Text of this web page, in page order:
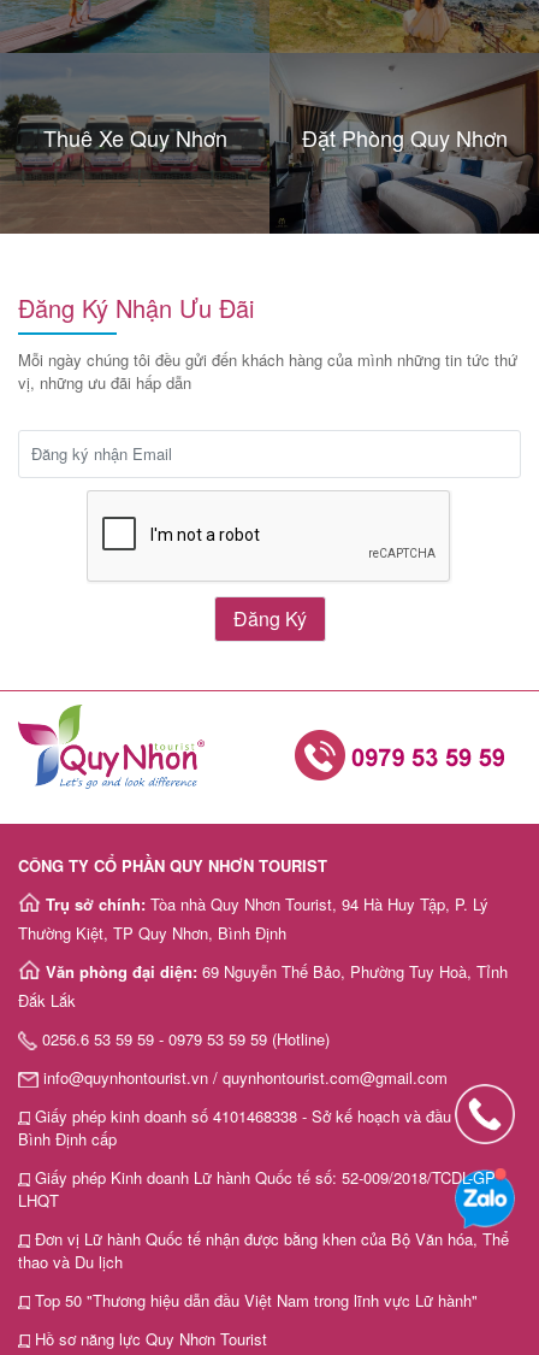
Thuê Xe Quy Nhơn Đặt Phòng Quy Nhơn
Đăng Ký Nhận Ưu Đãi
Mỗi ngày chúng tôi đều gửi đến khách hàng của mình những tin tức thứ
vị, những ưu đãi hấp dẫn
Đăng Ký
CÔNG TY CỔ PHẦN QUY NHƠN TOURIST
Trụ sở chính: Tòa nhà Quy Nhơn Tourist, 94 Hà Huy Tập, P. Lý
Thường Kiệt, TP Quy Nhơn, Bình Định
Văn phòng đại diện: 69 Nguyễn Thế Bảo, Phường Tuy Hoà, Tỉnh
Đắk Lắk
0256.6 53 59 59 - 0979 53 59 59 (Hotline)
info@quynhontourist.vn / quynhontourist.com@gmail.com
Giấy phép kinh doanh số 4101468338 - Sở kế hoạch và đầu tư tỉnh
Bình Định cấp
Giấy phép Kinh doanh Lữ hành Quốc tế số: 52-009/2018/TCDL-GP
LHQT
Đơn vị Lữ hành Quốc tế nhận được bằng khen của Bộ Văn hóa, Thể
thao và Du lịch
Top 50 "Thương hiệu dẫn đầu Việt Nam trong lĩnh vực Lữ hành"
Hồ sơ năng lực Quy Nhơn Tourist